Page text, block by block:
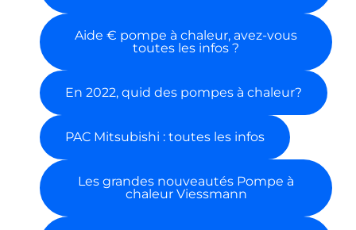
Aide € pompe à chaleur, avez-vous
toutes les infos ?
En 2022, quid des pompes à chaleur?
PAC Mitsubishi : toutes les infos
Les grandes nouveautés Pompe à
chaleur Viessmann